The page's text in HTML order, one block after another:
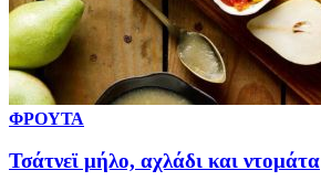
ΦΡΟΥΤΑ
Τσάτνεϊ μήλο, αχλάδι και ντομάτα